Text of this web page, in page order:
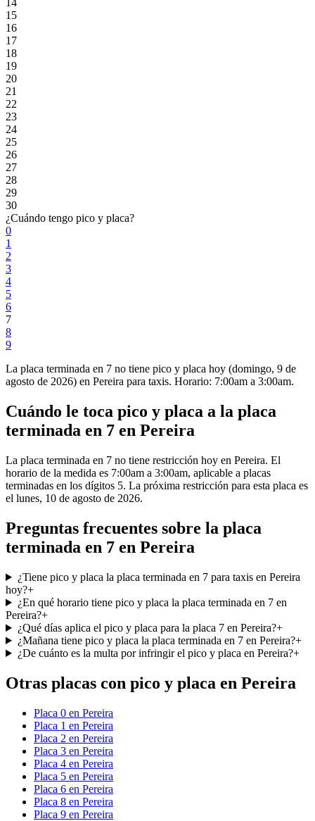
14
15
16
17
18
19
20
21
22
23
24
25
26
27
28
29
30
¿Cuándo tengo pico y placa?
0
1
2
3
4
5
6
7
8
9
La placa terminada en 7 no tiene pico y placa hoy (domingo, 9 de
agosto de 2026) en Pereira para taxis. Horario: 7:00am a 3:00am.
Cuándo le toca pico y placa a la placa
terminada en 7 en Pereira
La placa terminada en 7 no tiene restricción hoy en Pereira. El
horario de la medida es 7:00am a 3:00am, aplicable a placas
terminadas en los dígitos 5. La próxima restricción para esta placa es
el lunes, 10 de agosto de 2026.
Preguntas frecuentes sobre la placa
terminada en 7 en Pereira
¿Tiene pico y placa la placa terminada en 7 para taxis en Pereira
hoy?+
¿En qué horario tiene pico y placa la placa terminada en 7 en
Pereira?+
¿Qué días aplica el pico y placa para la placa 7 en Pereira?+
¿Mañana tiene pico y placa la placa terminada en 7 en Pereira?+
¿De cuánto es la multa por infringir el pico y placa en Pereira?+
Otras placas con pico y placa en Pereira
Placa 0 en Pereira
Placa 1 en Pereira
Placa 2 en Pereira
Placa 3 en Pereira
Placa 4 en Pereira
Placa 5 en Pereira
Placa 6 en Pereira
Placa 8 en Pereira
Placa 9 en Pereira